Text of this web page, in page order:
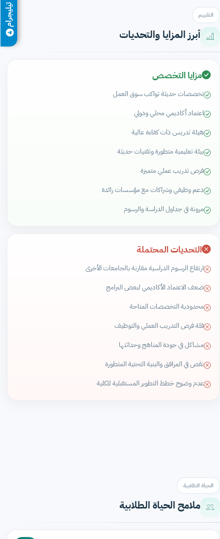
التقييم
أبرز المزايا والتحديات
مزايا التخصص
تخصصات حديثة تواكب سوق العمل
اعتماد أكاديمي محلي ودولي
هيئة تدريس ذات كفاءة عالية
بيئة تعليمية متطورة وتقنيات حديثة
فرص تدريب عملي متميزة
دعم وظيفي وشراكات مع مؤسسات رائدة
مرونة في جداول الدراسة والرسوم
التحديات المحتملة
ارتفاع الرسوم الدراسية مقارنة بالجامعات الأخرى
ضعف الاعتماد الأكاديمي لبعض البرامج
محدودية التخصصات المتاحة
قلة فرص التدريب العملي والتوظيف
مشاكل في جودة المناهج وحداثتها
نقص في المرافق والبنية التحتية المتطورة
عدم وضوح خطط التطوير المستقبلية للكلية
الحياة الطلابية
ملامح الحياة الطلابية
تيليجرام